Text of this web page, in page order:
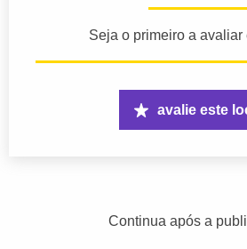
Seja o primeiro a avaliar
avalie este
Continua após a